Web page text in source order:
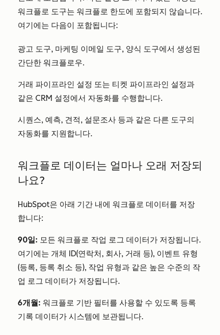
워크플로 도구는 워크플로 한도에 포함되지 않습니다.
여기에는 다음이 포함됩니다:
광고 도구, 마케팅 이메일 도구, 양식 도구에서 생성된
간단한 워크플로우.
거래 파이프라인 설정 또는 티켓 파이프라인 설정과
같은 CRM 설정에서 자동화를 수행합니다.
시퀀스, 예측, 견적, 설문조사 등과 같은 다른 도구의
자동화를 지원합니다.
워크플로 데이터는 얼마나 오래 저장되
나요?
HubSpot은 아래 기간 내에 워크플로 데이터를 저장
합니다:
90일: 모든 워크플로 작업 로그 데이터가 저장됩니다.
여기에는 개체 ID(연락처, 회사, 거래 등), 이벤트 유형
(등록, 등록 취소 등), 작업 유형과 같은 높은 수준의 작
업 로그 데이터가 저장됩니다.
6개월: 워크플로 기반 필터를 사용할 수 있도록 등록
기록 데이터가 시스템에 보관됩니다.